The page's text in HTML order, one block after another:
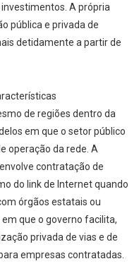
A própria
pública e privada de
detidamente a partir de
de regiões dentro da
em que o setor público
operação da rede. A
contratação de
do link de Internet quando
órgãos estatais ou
que o governo facilita,
privada de vias e de
empresas contratadas.